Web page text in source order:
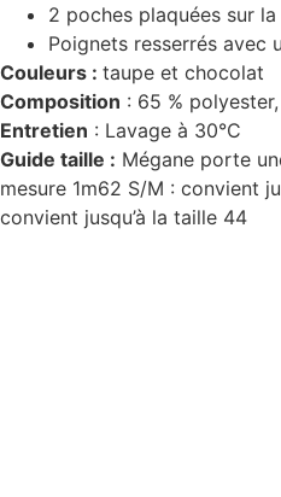
2 poches plaquées sur
Poignets resserrés avec
Couleurs : taupe et chocolat
Composition : 65 %
Entretien : Lavage à 30°C
Guide taille : Mégane porte
mesure 1m62 S/M : convient
convient jusqu’à la taille 44